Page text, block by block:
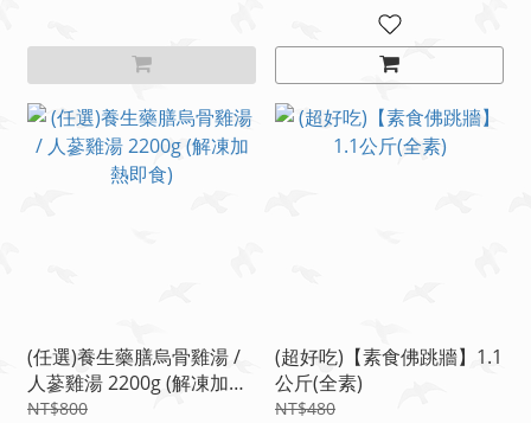
(任選)養生藥膳烏骨雞湯 /
人蔘雞湯 2200g (解凍加熱
即食)
NT$800
(超好吃)【素食佛跳牆】1.1
公斤(全素)
NT$480